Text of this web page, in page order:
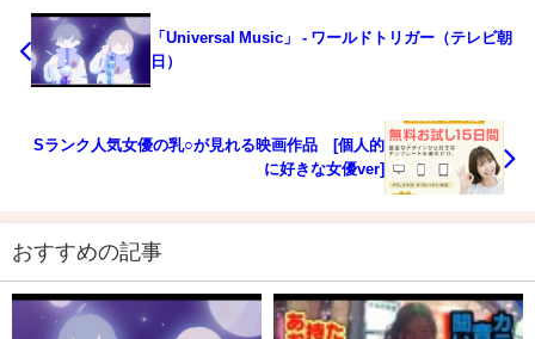
「Universal Music」 - ワールドトリガー（テレビ朝
日）
Sランク人気女優の乳○が見れる映画作品 [個人的
に好きな女優ver]
おすすめの記事